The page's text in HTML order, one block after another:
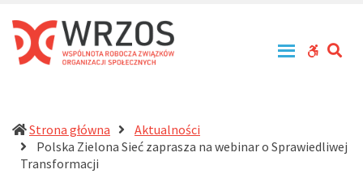
Wspólnota
Robocza
zachowaniu
zasad
tolerancji,
działa
rzecz
WCAG
Strona główna
Aktualności
Polska Zielona Sieć zaprasza na webinar o Sprawiedliwej
Transformacji